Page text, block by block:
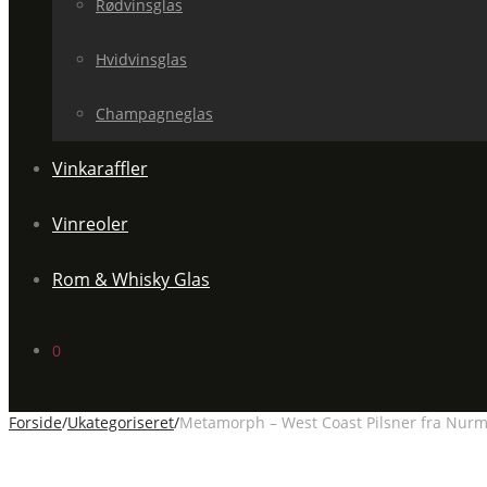
Rødvinsglas
Hvidvinsglas
Champagneglas
Vinkaraffler
Vinreoler
Rom & Whisky Glas
0
Forside/Ukategoriseret/Metamorph – West Coast Pilsner fra